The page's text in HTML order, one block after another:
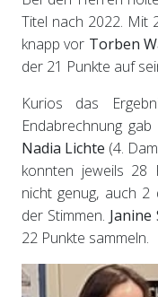
Titel nach 2022. Mit
knapp vor Torben
der 21 Punkte auf
Kurios das
Endabrechnung
Nadia Lichte (4.
konnten jeweils 28
nicht genug, auch 2
der Stimmen. Janine
22 Punkte sammeln.